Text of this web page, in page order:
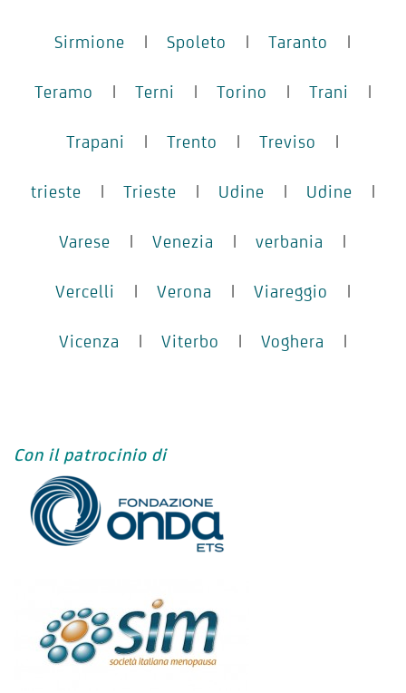
Sirmione | Spoleto | Taranto |
Teramo | Terni | Torino | Trani |
Trapani | Trento | Treviso |
trieste | Trieste | Udine | Udine |
Varese | Venezia | verbania |
Vercelli | Verona | Viareggio |
Vicenza | Viterbo | Voghera |
Con il patrocinio di